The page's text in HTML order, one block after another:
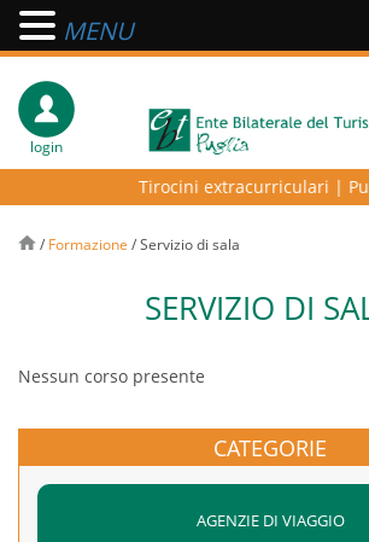
login
Tirocini extracurriculari|
/ Formazione /Servizio di sala
SERVIZIO DI
Nessun corso presente
CATEGORIE
AGENZIE DI VIAGGIO
MENU